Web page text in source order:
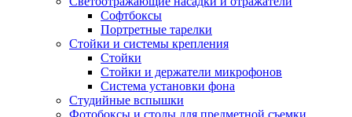
Софтбоксы
Портретные тарелки
Стойки и системы крепления
Стойки
Стойки и держатели микрофонов
Система установки фона
Студийные вспышки
Фотобоксы и столы для предметной съемки